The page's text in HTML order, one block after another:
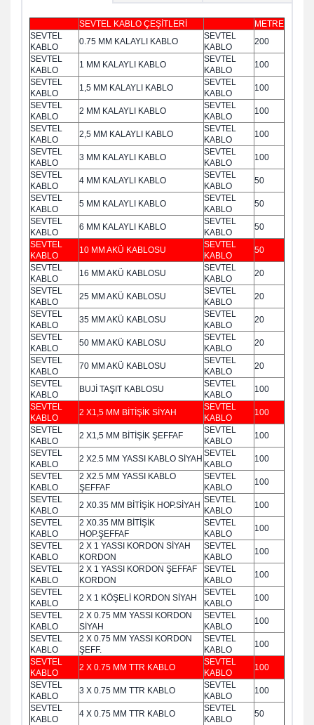
SEVTEL KABLO ÇEŞİTLERİ
METRE
SEVTEL
KABLO
0.75 MM KALAYLI KABLO
SEVTEL
KABLO
200
SEVTEL
KABLO
1 MM KALAYLI KABLO
SEVTEL
KABLO
100
SEVTEL
KABLO
1,5 MM KALAYLI KABLO
SEVTEL
KABLO
100
SEVTEL
KABLO
2 MM KALAYLI KABLO
SEVTEL
KABLO
100
SEVTEL
KABLO
2,5 MM KALAYLI KABLO
SEVTEL
KABLO
100
SEVTEL
KABLO
3 MM KALAYLI KABLO
SEVTEL
KABLO
100
SEVTEL
KABLO
4 MM KALAYLI KABLO
SEVTEL
KABLO
50
SEVTEL
KABLO
5 MM KALAYLI KABLO
SEVTEL
KABLO
50
SEVTEL
KABLO
6 MM KALAYLI KABLO
SEVTEL
KABLO
50
SEVTEL
KABLO
10 MM AKÜ KABLOSU
SEVTEL
KABLO
50
SEVTEL
KABLO
16 MM AKÜ KABLOSU
SEVTEL
KABLO
20
SEVTEL
KABLO
25 MM AKÜ KABLOSU
SEVTEL
KABLO
20
SEVTEL
KABLO
35 MM AKÜ KABLOSU
SEVTEL
KABLO
20
SEVTEL
KABLO
50 MM AKÜ KABLOSU
SEVTEL
KABLO
20
SEVTEL
KABLO
70 MM AKÜ KABLOSU
SEVTEL
KABLO
20
SEVTEL
KABLO
BUJİ TAŞIT KABLOSU
SEVTEL
KABLO
100
SEVTEL
KABLO
2 X1,5 MM BİTİŞİK SİYAH
SEVTEL
KABLO
100
SEVTEL
KABLO
2 X1,5 MM BİTİŞİK ŞEFFAF
SEVTEL
KABLO
100
SEVTEL
KABLO
2 X2.5 MM YASSI KABLO SİYAH
SEVTEL
KABLO
100
SEVTEL
KABLO
2 X2.5 MM YASSI KABLO
ŞEFFAF
SEVTEL
KABLO
100
SEVTEL
KABLO
2 X0.35 MM BİTİŞİK HOP.SİYAH
SEVTEL
KABLO
100
SEVTEL
KABLO
2 X0.35 MM BİTİŞİK
HOP.ŞEFFAF
SEVTEL
KABLO
100
SEVTEL
KABLO
2 X 1 YASSI KORDON SİYAH
KORDON
SEVTEL
KABLO
100
SEVTEL
KABLO
2 X 1 YASSI KORDON ŞEFFAF
KORDON
SEVTEL
KABLO
100
SEVTEL
KABLO
2 X 1 KÖŞELİ KORDON SİYAH
SEVTEL
KABLO
100
SEVTEL
KABLO
2 X 0.75 MM YASSI KORDON
SİYAH
SEVTEL
KABLO
100
SEVTEL
KABLO
2 X 0.75 MM YASSI KORDON
ŞEFF.
SEVTEL
KABLO
100
SEVTEL
KABLO
2 X 0.75 MM TTR KABLO
SEVTEL
KABLO
100
SEVTEL
KABLO
3 X 0.75 MM TTR KABLO
SEVTEL
KABLO
100
SEVTEL
KABLO
4 X 0.75 MM TTR KABLO
SEVTEL
KABLO
50